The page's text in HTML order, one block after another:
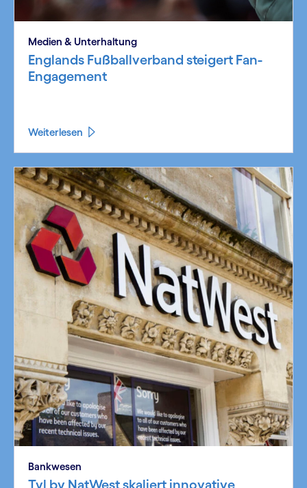
Medien & Unterhaltung
Englands Fußballverband steigert Fan-
Engagement
Weiterlesen
Bankwesen
Tyl by NatWest skaliert innovative